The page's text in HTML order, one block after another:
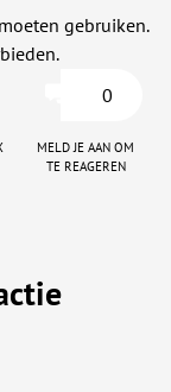
gebruiken.
0
Meld je aan om
te reageren